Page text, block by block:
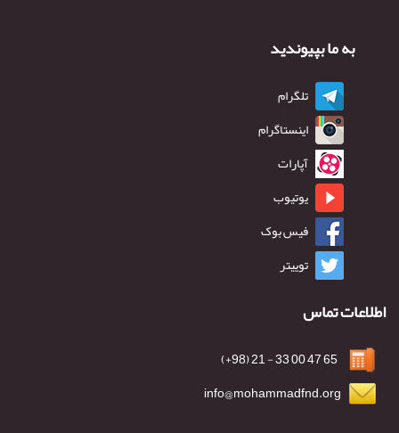
به ما بپیوندید
تلگرام
اینستاگرام
آپارات
یوتیوب
فیس بوک
توییتر
اطلاعات تماس
info@mohammadfnd.org